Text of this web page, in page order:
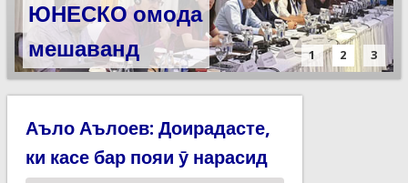
ЮНЕСКО омода
мешаванд
1 2 3
Аъло Аълоев: Доирадасте,
ки касе бар пояи ӯ нарасид